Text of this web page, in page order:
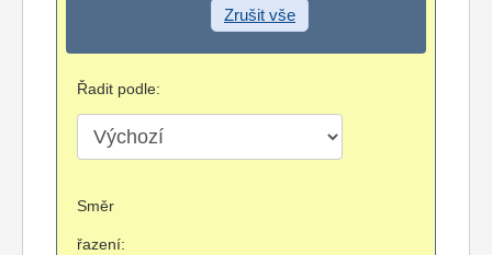
Zrušit vše
Řadit podle:
Směr
řazení: